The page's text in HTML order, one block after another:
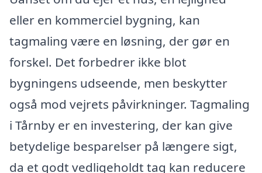
eller en kommerciel bygning, kan
tagmaling være en løsning, der gør en
forskel. Det forbedrer ikke blot
bygningens udseende, men beskytter
også mod vejrets påvirkninger. Tagmaling
i Tårnby er en investering, der kan give
betydelige besparelser på længere sigt,
da et godt vedligeholdt tag kan reducere